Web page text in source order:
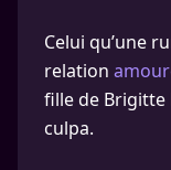
Celui qu’une
relation
fille de Brigitte
culpa.